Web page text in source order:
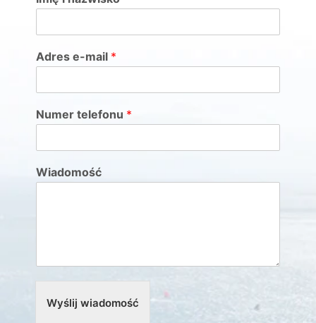
Adres e-mail *
Numer telefonu *
Wiadomość
Wyślij wiadomość